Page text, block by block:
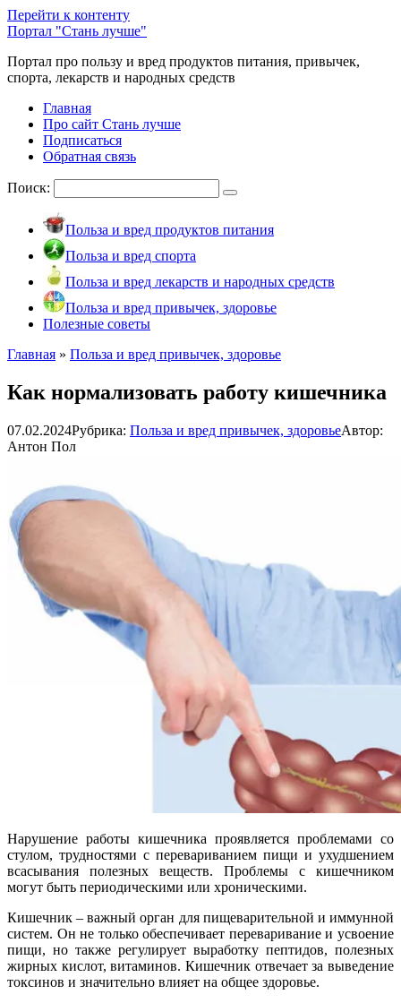
Перейти к контенту
Портал "Стань лучше"
Портал про пользу и вред продуктов питания, привычек,
спорта, лекарств и народных средств
Главная
Про сайт Стань лучше
Подписаться
Обратная связь
Поиск:
Польза и вред продуктов питания
Польза и вред спорта
Польза и вред лекарств и народных средств
Польза и вред привычек, здоровье
Полезные советы
Главная » Польза и вред привычек, здоровье
Как нормализовать работу кишечника
07.02.2024Рубрика: Польза и вред привычек, здоровьеАвтор:
Антон Пол
Нарушение работы кишечника проявляется проблемами со
стулом, трудностями с перевариванием пищи и ухудшением
всасывания полезных веществ. Проблемы с кишечником
могут быть периодическими или хроническими.
Кишечник – важный орган для пищеварительной и иммунной
систем. Он не только обеспечивает переваривание и усвоение
пищи, но также регулирует выработку пептидов, полезных
жирных кислот, витаминов. Кишечник отвечает за выведение
токсинов и значительно влияет на общее здоровье.